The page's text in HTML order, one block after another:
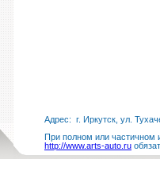
Адрес: г. Иркутск, ул.
При полном или частичном
http://www.arts-auto.ru